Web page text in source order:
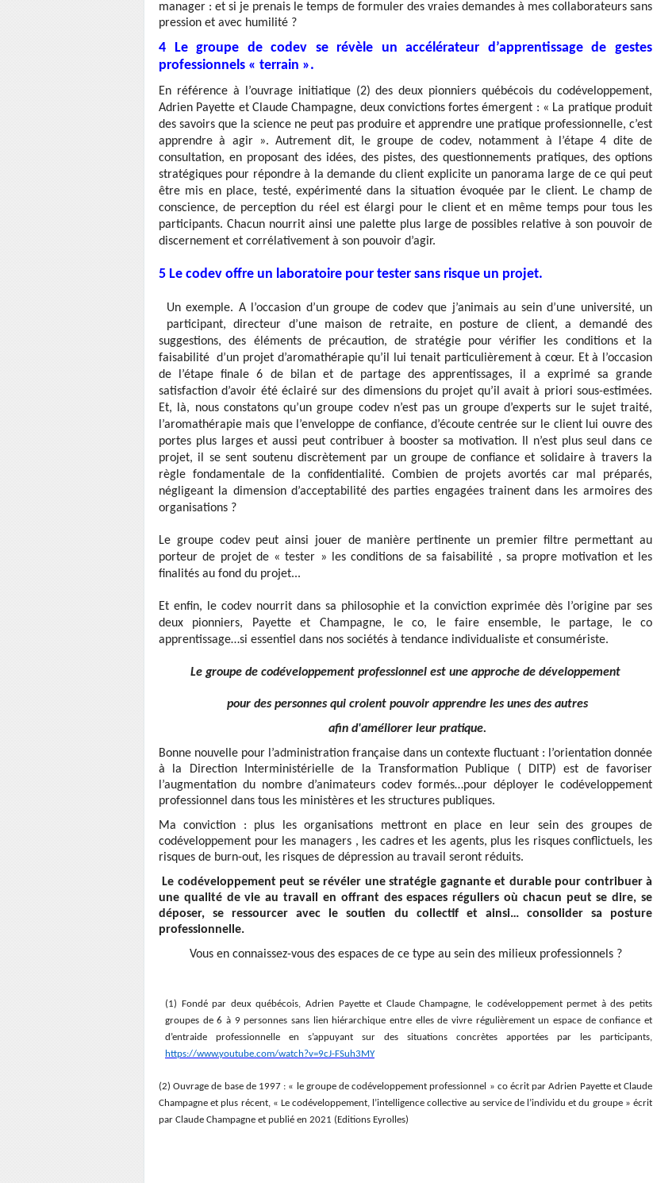
manager : et si je prenais le temps de formuler des vraies demandes à mes collaborateurs sans
pression et avec humilité ?
4 Le groupe de codev se révèle un accélérateur d’apprentissage de gestes
professionnels « terrain ».
En référence à l’ouvrage initiatique (2) des deux pionniers québécois du codéveloppement,
Adrien Payette et Claude Champagne, deux convictions fortes émergent : « La pratique produit
des savoirs que la science ne peut pas produire et apprendre une pratique professionnelle, c’est
apprendre à agir ». Autrement dit, le groupe de codev, notamment à l’étape 4 dite de
consultation, en proposant des idées, des pistes, des questionnements pratiques, des options
stratégiques pour répondre à la demande du client explicite un panorama large de ce qui peut
être mis en place, testé, expérimenté dans la situation évoquée par le client. Le champ de
conscience, de perception du réel est élargi pour le client et en même temps pour tous les
participants. Chacun nourrit ainsi une palette plus large de possibles relative à son pouvoir de
discernement et corrélativement à son pouvoir d’agir.
5 Le codev offre un laboratoire pour tester sans risque un projet.
Un exemple. A l’occasion d’un groupe de codev que j’animais au sein d’une université, un
participant, directeur d’une maison de retraite, en posture de client, a demandé des
suggestions, des éléments de précaution, de stratégie pour vérifier les conditions et la
faisabilité d’un projet d’aromathérapie qu’il lui tenait particulièrement à cœur. Et à l’occasion
de l’étape finale 6 de bilan et de partage des apprentissages, il a exprimé sa grande
satisfaction d’avoir été éclairé sur des dimensions du projet qu’il avait à priori sous-estimées.
Et, là, nous constatons qu’un groupe codev n’est pas un groupe d’experts sur le sujet traité,
l’aromathérapie mais que l’enveloppe de confiance, d’écoute centrée sur le client lui ouvre des
portes plus larges et aussi peut contribuer à booster sa motivation. Il n’est plus seul dans ce
projet, il se sent soutenu discrètement par un groupe de confiance et solidaire à travers la
règle fondamentale de la confidentialité. Combien de projets avortés car mal préparés,
négligeant la dimension d’acceptabilité des parties engagées trainent dans les armoires des
organisations ?
Le groupe codev peut ainsi jouer de manière pertinente un premier filtre permettant au
porteur de projet de « tester » les conditions de sa faisabilité , sa propre motivation et les
finalités au fond du projet...
Et enfin, le codev nourrit dans sa philosophie et la conviction exprimée dès l’origine par ses
deux pionniers, Payette et Champagne, le co, le faire ensemble, le partage, le co
apprentissage…si essentiel dans nos sociétés à tendance individualiste et consumériste.
Le groupe de codéveloppement professionnel est une approche de développement
pour des personnes qui croient pouvoir apprendre les unes des autres
afin d'améliorer leur pratique.
Bonne nouvelle pour l’administration française dans un contexte fluctuant : l’orientation donnée
à la Direction Interministérielle de la Transformation Publique ( DITP) est de favoriser
l’augmentation du nombre d’animateurs codev formés…pour déployer le codéveloppement
professionnel dans tous les ministères et les structures publiques.
Ma conviction : plus les organisations mettront en place en leur sein des groupes de
codéveloppement pour les managers , les cadres et les agents, plus les risques conflictuels, les
risques de burn-out, les risques de dépression au travail seront réduits.
Le codéveloppement peut se révéler une stratégie gagnante et durable pour contribuer à
une qualité de vie au travail en offrant des espaces réguliers où chacun peut se dire, se
déposer, se ressourcer avec le soutien du collectif et ainsi… consolider sa posture
professionnelle.
Vous en connaissez-vous des espaces de ce type au sein des milieux professionnels ?
(1) Fondé par deux québécois, Adrien Payette et Claude Champagne, le codéveloppement permet à des petits
groupes de 6 à 9 personnes sans lien hiérarchique entre elles de vivre régulièrement un espace de confiance et
d’entraide professionnelle en s’appuyant sur des situations concrètes apportées par les participants,
https://www.youtube.com/watch?v=9cJ-FSuh3MY
(2) Ouvrage de base de 1997 : « le groupe de codéveloppement professionnel » co écrit par Adrien Payette et Claude
Champagne et plus récent, « Le codéveloppement, l’intelligence collective au service de l’individu et du groupe » écrit
par Claude Champagne et publié en 2021 (Editions Eyrolles)